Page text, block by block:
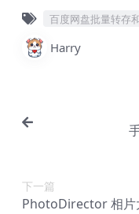
百度网盘批量转存
Harry
下一篇
PhotoDirector 相片